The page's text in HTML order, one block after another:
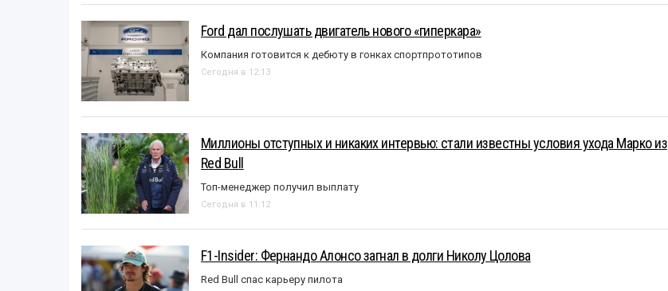
Ford дал послушать двигатель нового «гиперкара»
Компания готовится к дебюту в гонках спортпрототипов
Сегодня в 12:13
Миллионы отступных и никаких интервью: стали известны условия ухода Марко из
Red Bull
Топ-менеджер получил выплату
Сегодня в 11:12
F1-Insider: Фернандо Алонсо загнал в долги Николу Цолова
Red Bull спас карьеру пилота